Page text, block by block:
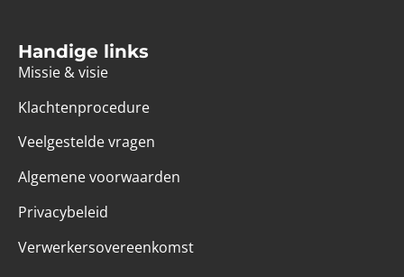
Handige links
Missie & visie
Klachtenprocedure
Veelgestelde vragen
Algemene voorwaarden
Privacybeleid
Verwerkersovereenkomst